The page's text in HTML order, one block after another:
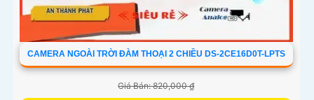
CAMERA NGOÀI TRỜI ĐÀM THOẠI 2 CHIỀU DS-2CE16D0T-LPTS
Giá Bán: 820,000 ₫